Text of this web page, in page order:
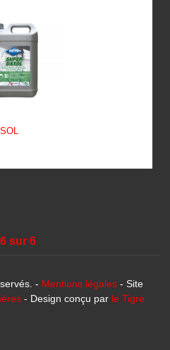
sur 6
- Mentions légales - Site
- Design conçu par le Tigre